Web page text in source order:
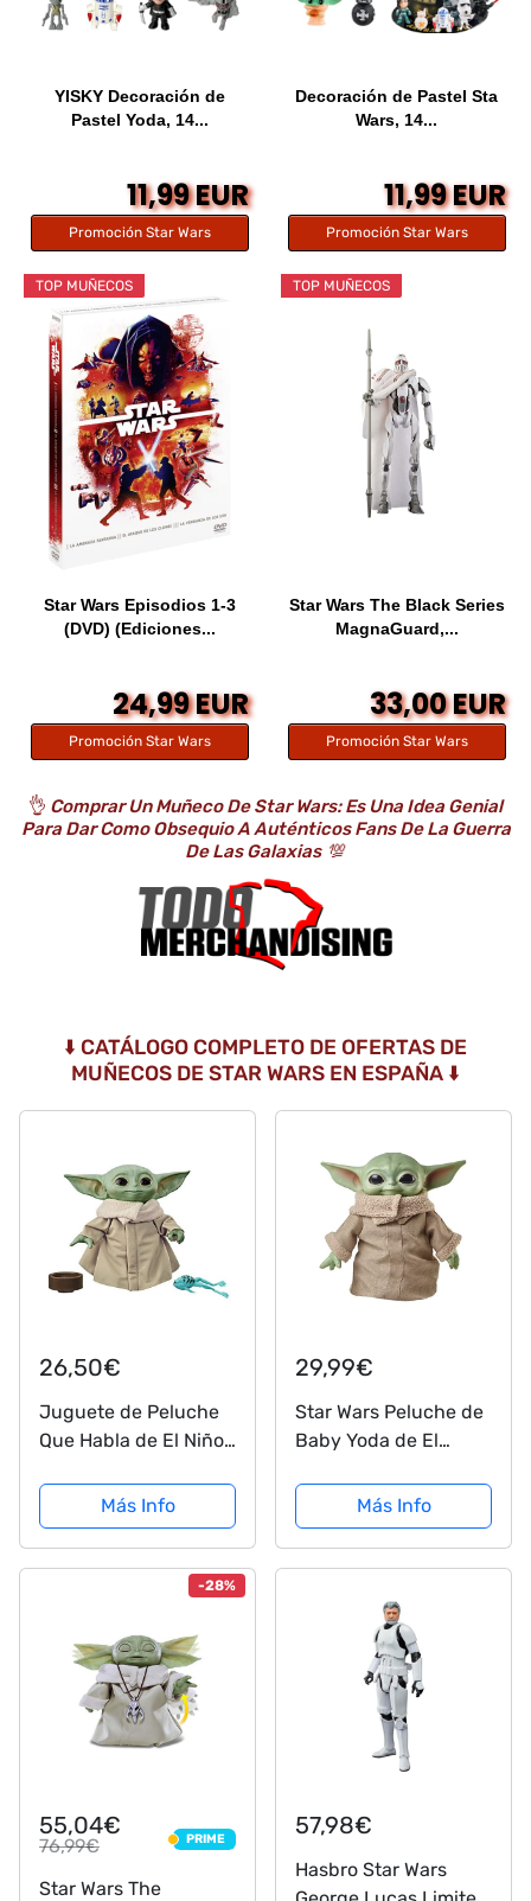
YISKY Decoración de
Pastel Yoda, 14...
11,99 EUR
Promoción Star Wars
Decoración de Pastel Sta
Wars, 14...
11,99 EUR
Promoción Star Wars
TOP MUÑECOS
Star Wars Episodios 1-3
(DVD) (Ediciones...
24,99 EUR
Promoción Star Wars
TOP MUÑECOS
Star Wars The Black Series
MagnaGuard,...
33,00 EUR
Promoción Star Wars
👌 Comprar Un Muñeco De Star Wars: Es Una Idea Genial
Para Dar Como Obsequio A Auténticos Fans De La Guerra
De Las Galaxias 💯
⬇️ CATÁLOGO COMPLETO DE OFERTAS DE
MUÑECOS DE STAR WARS EN ESPAÑA ⬇️
26,50€
Juguete de Peluche
Que Habla de El Niño
Sonidos del Personaje
y Accesorios,
Juguete de The
Mandalorian para
años
Más Info
29,99€
Star Wars Peluche de
Baby Yoda de El
Cuerpo Blando y Base
Robusta - 28 cm -
Regalo para Fans y
Adultos y Niños
Más Info
-28%
55,04€
76,99€ PRIME
PRIME
Star Wars The
57,98€
Hasbro Star Wars